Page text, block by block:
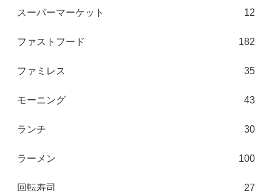
スーパーマーケット 12
ファストフード 182
ファミレス 35
モーニング 43
ランチ 30
ラーメン 100
回転寿司 27